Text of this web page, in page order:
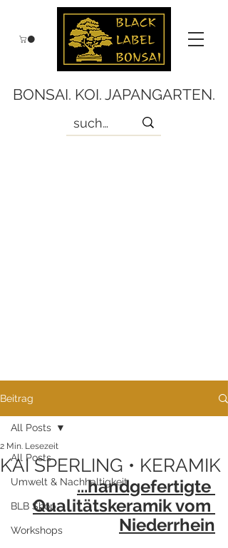
BONSAI. KOI. JAPANGARTEN.
Beitrag
All Posts
Umwelt & Nachhaltigkeit
BLB Shop
Workshops
All Posts
KAI SPERLING • KERAMIK
2 Min. Lesezeit
...handgefertigte
Qualitätskeramik vom
Niederrhein